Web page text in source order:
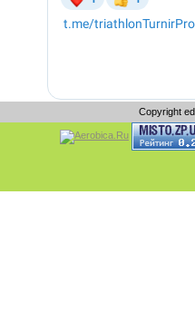
Copyright